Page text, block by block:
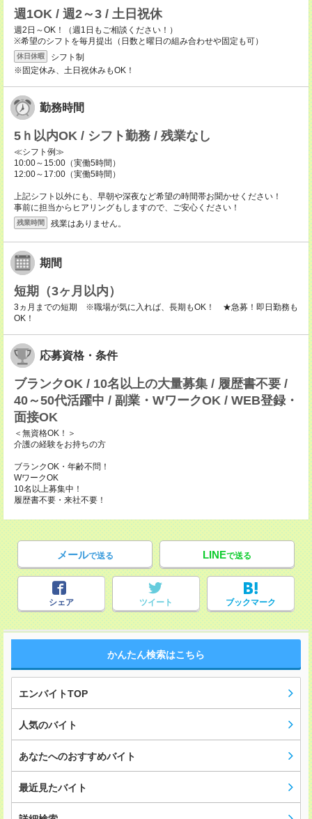
週1OK / 週2～3 / 土日祝休
週2日～OK！（週1日もご相談ください！）
※希望のシフトを毎月提出（日数と曜日の組み合わせや固定も可）
休日休暇
シフト制
※固定休み、土日祝休みもOK！
勤務時間
5ｈ以内OK / シフト勤務 / 残業なし
≪シフト例≫
10:00～15:00（実働5時間）
12:00～17:00（実働5時間）
上記シフト以外にも、早朝や深夜など希望の時間帯お聞かせください！
事前に担当からヒアリングもしますので、ご安心ください！
残業時間 残業はありません。
期間
短期（3ヶ月以内）
3ヵ月までの短期 ※職場が気に入れば、長期もOK！ ★急募！即日勤務も
OK！
応募資格・条件
ブランクOK / 10名以上の大量募集 / 履歴書不要 /
40～50代活躍中 / 副業・WワークOK / WEB登録・
面接OK
＜無資格OK！＞
介護の経験をお持ちの方
ブランクOK・年齢不問！
WワークOK
10名以上募集中！
履歴書不要・来社不要！
メールで送る LINEで送る
シェア ツイート ブックマーク
かんたん検索はこちら
エンバイトTOP
人気のバイト
あなたへのおすすめバイト
最近見たバイト